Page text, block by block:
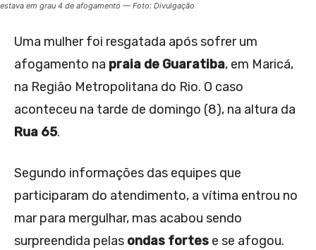
estava em grau 4 de afogamento — Foto: Divulgação
Uma mulher foi resgatada após sofrer um
afogamento na praia de Guaratiba, em Maricá,
na Região Metropolitana do Rio. O caso
aconteceu na tarde de domingo (8), na altura da
Rua 65.
Segundo informações das equipes que
participaram do atendimento, a vítima entrou no
mar para mergulhar, mas acabou sendo
surpreendida pelas ondas fortes e se afogou.